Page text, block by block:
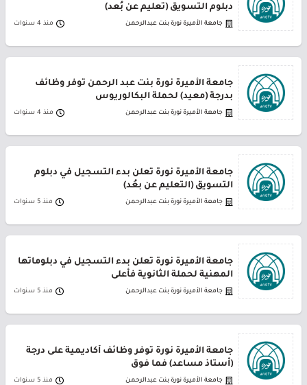
دبلوم التسويق (تعليم عن بُعد)
جامعة الأميرة نورة بنت عبدالرحمن منذ 4 سنوات
جامعة الأميرة نورة بنت عبد الرحمن توفر وظائف
بدرجة (معيد) لحملة البكالوريوس
جامعة الأميرة نورة بنت عبدالرحمن منذ 4 سنوات
جامعة الأميرة نورة تعلن بدء التسجيل في دبلوم
التسويق (التعليم عن بعُد)
جامعة الأميرة نورة بنت عبدالرحمن منذ 5 سنوات
جامعة الأميرة نورة تعلن بدء التسجيل في دبلوماتها
المهنية لحملة الثانوية فأعلى
جامعة الأميرة نورة بنت عبدالرحمن منذ 5 سنوات
جامعة الأميرة نورة توفر وظائف أكاديمية على درجة
(أستاذ مساعد) فما فوق
جامعة الأميرة نورة بنت عبدالرحمن منذ 5 سنوات